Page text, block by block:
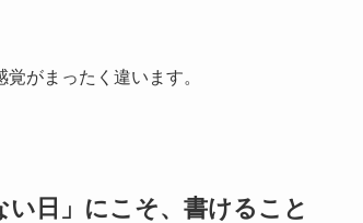
がまったく違います。
い日」にこそ、書けること